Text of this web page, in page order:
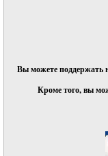
Вы можете поддержать
Кроме того, вы